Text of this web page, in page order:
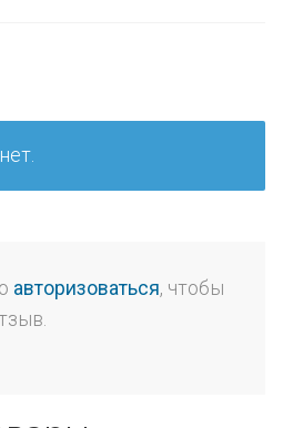
авторизоваться, чтобы